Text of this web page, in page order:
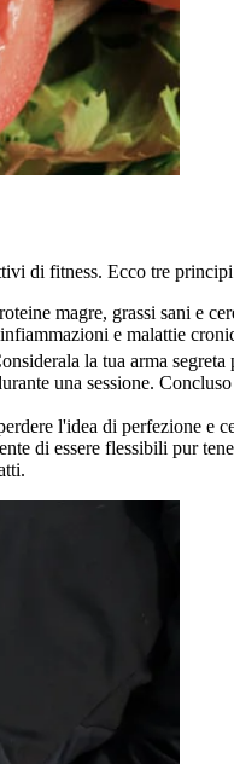
di fitness. Ecco tre principi
magre, grassi sani e
e malattie
la tua arma
una sessione.
l'idea di perfezione e
di essere flessibili pur